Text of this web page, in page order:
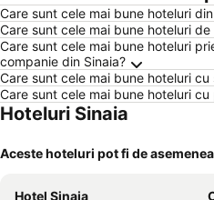
Care sunt cele mai bune hoteluri
Care sunt cele mai bune hoteluri de
Care sunt cele mai bune hoteluri
companie din Sinaia?
Care sunt cele mai bune hoteluri cu
Care sunt cele mai bune hoteluri cu
Hoteluri Sinaia
Aceste hoteluri pot fi de
Hotel Sinaia